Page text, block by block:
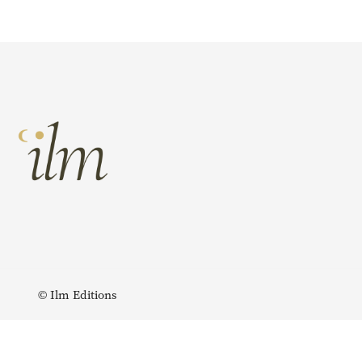
© Ilm Editions